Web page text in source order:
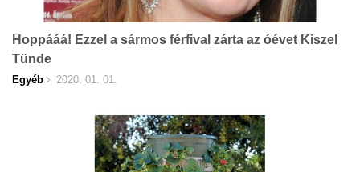
Hoppááá! Ezzel a sármos férfival zárta az óévet Kiszel
Tünde
Egyéb 2020. 01. 01.